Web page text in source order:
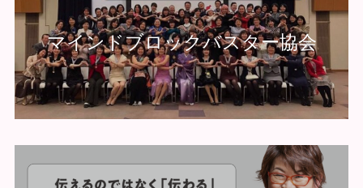
マインドブロックバスター協会